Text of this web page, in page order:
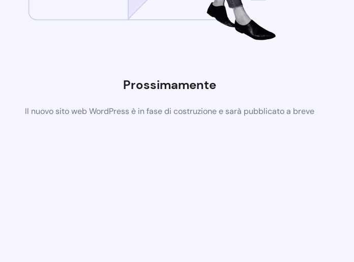
Prossimamente
Il nuovo sito web WordPress è in fase di costruzione e sarà pubblicato a breve